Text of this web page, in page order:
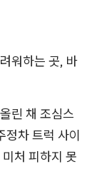
워하는 곳, 바
린 채 조심스
정차 트럭 사이
처 피하지 못